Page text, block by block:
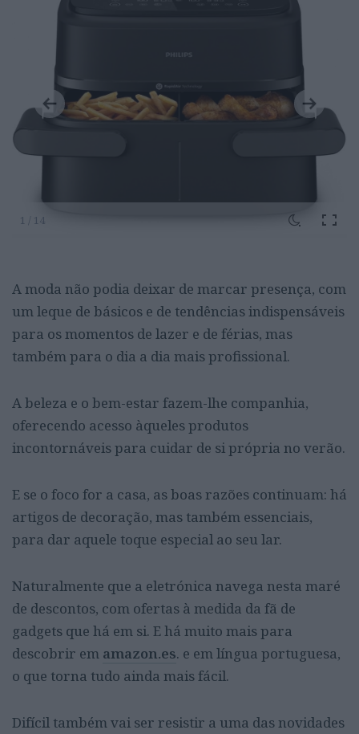
1 / 14
A moda não podia deixar de marcar presença, com
um leque de básicos e de tendências indispensáveis
para os momentos de lazer e de férias, mas
também para o dia a dia mais profissional.
A beleza e o bem-estar fazem-lhe companhia,
oferecendo acesso àqueles produtos
incontornáveis para cuidar de si própria no verão.
E se o foco for a casa, as boas razões continuam: há
artigos de decoração, mas também essenciais,
para dar aquele toque especial ao seu lar.
Naturalmente que a eletrónica navega nesta maré
de descontos, com ofertas à medida da fã de
gadgets que há em si. E há muito mais para
descobrir em amazon.es. e em língua portuguesa,
o que torna tudo ainda mais fácil.
Difícil também vai ser resistir a uma das novidades